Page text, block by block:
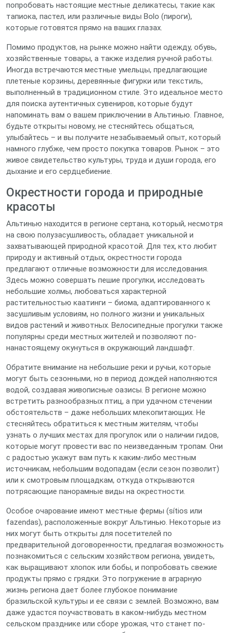
попробовать настоящие местные деликатесы, такие как
тапиока, пастел, или различные виды Bolo (пироги),
которые готовятся прямо на ваших глазах.
Помимо продуктов, на рынке можно найти одежду, обувь,
хозяйственные товары, а также изделия ручной работы.
Иногда встречаются местные умельцы, предлагающие
плетеные корзины, деревянные фигурки или текстиль,
выполненный в традиционном стиле. Это идеальное место
для поиска аутентичных сувениров, которые будут
напоминать вам о вашем приключении в Альтинью. Главное,
будьте открыты новому, не стесняйтесь общаться,
улыбайтесь – и вы получите незабываемый опыт, который
намного глубже, чем просто покупка товаров. Рынок – это
живое свидетельство культуры, труда и души города, его
дыхание и его сердцебиение.
Окрестности города и природные
красоты
Альтинью находится в регионе сертана, который, несмотря
на свою полузасушливость, обладает уникальной и
захватывающей природной красотой. Для тех, кто любит
природу и активный отдых, окрестности города
предлагают отличные возможности для исследования.
Здесь можно совершать пешие прогулки, исследовать
небольшие холмы, любоваться характерной
растительностью каатинги – биома, адаптированного к
засушливым условиям, но полного жизни и уникальных
видов растений и животных. Велосипедные прогулки также
популярны среди местных жителей и позволяют по-
нанастоящему окунуться в окружающий ландшафт.
Обратите внимание на небольшие реки и ручьи, которые
могут быть сезонными, но в период дождей наполняются
водой, создавая живописные оазисы. В регионе можно
встретить разнообразных птиц, а при удачном стечении
обстоятельств – даже небольших млекопитающих. Не
стесняйтесь обратиться к местным жителям, чтобы
узнать о лучших местах для прогулок или о наличии гидов,
которые могут провести вас по неизведанным тропам. Они
с радостью укажут вам путь к каким-либо местным
источникам, небольшим водопадам (если сезон позволит)
или к смотровым площадкам, откуда открываются
потрясающие панорамные виды на окрестности.
Особое очарование имеют местные фермы (sítios или
fazendas), расположенные вокруг Альтинью. Некоторые из
них могут быть открыты для посетителей по
предварительной договоренности, предлагая возможность
познакомиться с сельским хозяйством региона, увидеть,
как выращивают хлопок или бобы, и попробовать свежие
продукты прямо с грядки. Это погружение в аграрную
жизнь региона дает более глубокое понимание
бразильской культуры и ее связи с землей. Возможно, вам
даже удастся поучаствовать в каком-нибудь местном
сельском празднике или сборе урожая, что станет по-